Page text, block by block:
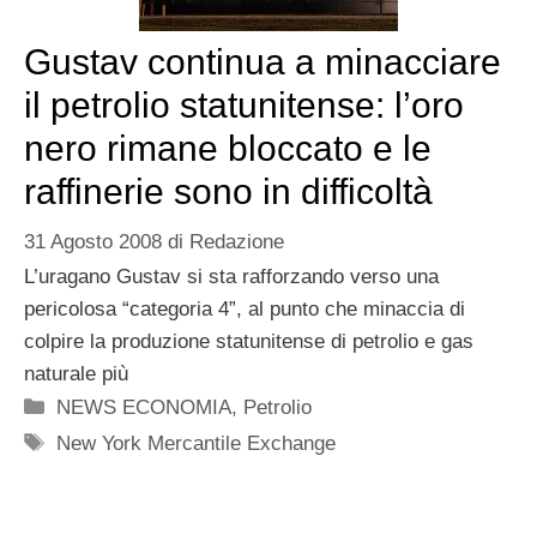
Gustav continua a minacciare
il petrolio statunitense: l’oro
nero rimane bloccato e le
raffinerie sono in difficoltà
31 Agosto 2008 di Redazione
L’uragano Gustav si sta rafforzando verso una
pericolosa “categoria 4”, al punto che minaccia di
colpire la produzione statunitense di petrolio e gas
naturale più
Categorie
NEWS ECONOMIA, Petrolio
Tag
New York Mercantile Exchange